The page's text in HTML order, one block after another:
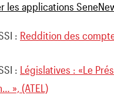
: Reddition des
: Législatives : «Le
», (ATEL)